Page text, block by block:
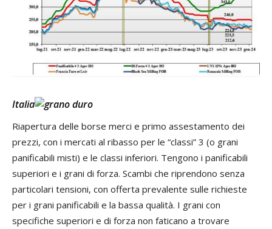
Italia
Riapertura delle borse merci e primo assestamento dei
prezzi, con i mercati al ribasso per le “classi” 3 (o grani
panificabili misti) e le classi inferiori. Tengono i panificabili
superiori e i grani di forza. Scambi che riprendono senza
particolari tensioni, con offerta prevalente sulle richieste
per i grani panificabili e la bassa qualità. I grani con
specifiche superiori e di forza non faticano a trovare